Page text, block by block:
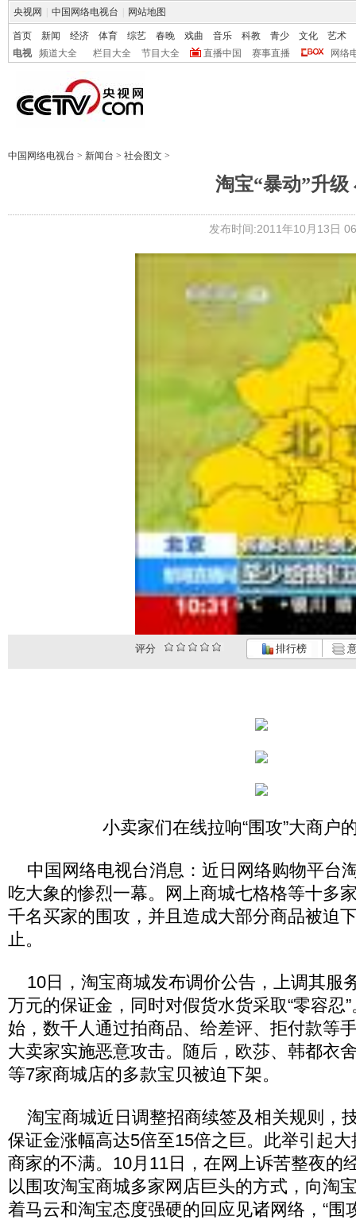
央视网 中国网络电视台 网站地图
首页 新闻 经济 体育 综艺 春晚 戏曲 音乐 科教 青少 文化
艺术
电视
频道大全 栏目大全 节目大全 直播中国 赛事直播 网络
中国网络电视台 > 新闻台 > 社会图文 >
淘宝“暴动”升
发布时间:2011年10月13日
评分 排行榜
小卖家们在线拉响“围攻”大商户
中国网络电视台消息：近日网络购物平台
吃大象的惨烈一幕。网上商城七格格等十多
千名买家的围攻，并且造成大部分商品被迫
止。
10日，淘宝商城发布调价公告，上调其服
万元的保证金，同时对假货水货采取“零容忍
始，数千人通过拍商品、给差评、拒付款等
大卖家实施恶意攻击。随后，欧莎、韩都衣
等7家商城店的多款宝贝被迫下架。
淘宝商城近日调整招商续签及相关规则，
保证金涨幅高达5倍至15倍之巨。此举引起
商家的不满。10月11日，在网上诉苦整夜的
以围攻淘宝商城多家网店巨头的方式，向淘
着马云和淘宝态度强硬的回应见诸网络，“围